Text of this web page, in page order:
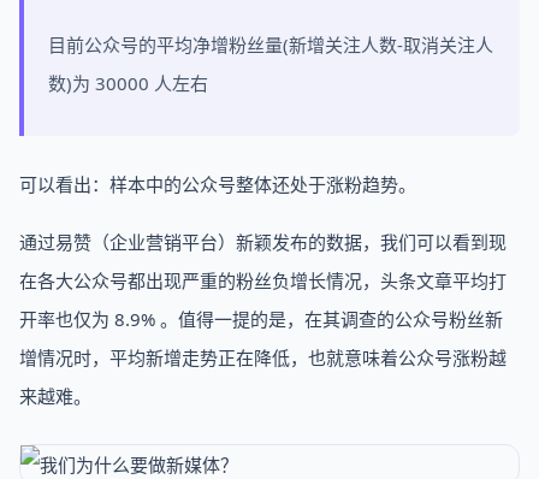
目前公众号的平均净增粉丝量(新增关注人数-取消关注人
数)为 30000 人左右
可以看出：样本中的公众号整体还处于涨粉趋势。
通过易赞（企业营销平台）新颖发布的数据，我们可以看到现
在各大公众号都出现严重的粉丝负增长情况，头条文章平均打
开率也仅为 8.9% 。值得一提的是，在其调查的公众号粉丝新
增情况时，平均新增走势正在降低，也就意味着公众号涨粉越
来越难。